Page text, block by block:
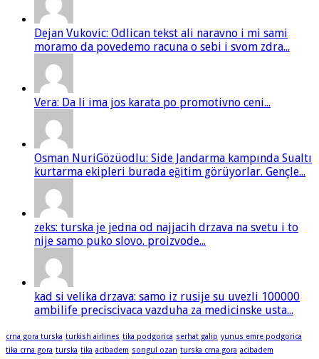
Dejan Vukovic: Odlican tekst ali naravno i mi sami
moramo da povedemo racuna o sebi i svom zdra...
Vera: Da li ima jos karata po promotivno ceni...
Osman NuriGözüodlu: Side Jandarma kampında Sualtı
kurtarma ekipleri burada eğitim görüyorlar. Gençle...
zeks: turska je jedna od najjacih drzava na svetu i to
nije samo puko slovo. proizvode...
kad si velika drzava: samo iz rusije su uvezli 100000
ambilife preciscivaca vazduha za medicinske usta...
crna gora turska turkish airlines tika podgorica serhat galip yunus emre podgorica
tika crna gora turska tika acibadem songul ozan turska crna gora acibadem